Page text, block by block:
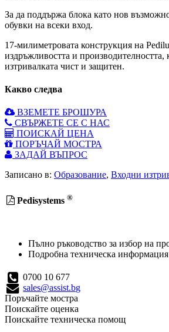
За да поддържа блока като нов
обувки на всеки вход.
17-милиметровата конструкция на
издръжливостта и
изтривалката чист и защитен.
Какво следва
ВЗЕМЕТЕ БРОШУРА
СВЪРЖЕТЕ СЕ С НАС
ПОИСКАЙ ЦЕНА
ПОРЪЧАЙ МОСТРА
ЗАДАЙ ВЪПРОС
Записано в: Образование, Входни
Pedisystems ®
Пълно ръководство за избор на
Подробна техническа информация
0700 10 677
sales@assist.bg
Поръчайте мостра
Поискайте оценка
Поискайте техническа помощ